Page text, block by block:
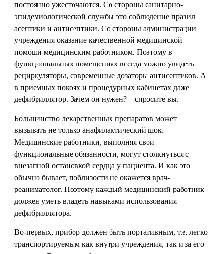
постоянно ужесточаются. Со стороны санитарно-
эпидемиологической службы это соблюдение правил
асептики и антисептики. Со стороны администрации
учреждения оказание качественной медицинской
помощи медицинским работником. Поэтому в
функциональных помещениях всегда можно увидеть
рециркуляторы, современные дозаторы антисептиков. А
в приемных покоях и процедурных кабинетах даже
дефибриллятор. Зачем он нужен? – спросите вы.
Большинство лекарственных препаратов может
вызывать не только анафилактический шок.
Медицинские работники, выполняя свои
функциональные обязанности, могут столкнуться с
внезапной остановкой сердца у пациента. И как это
обычно бывает, поблизости не окажется врач-
реаниматолог. Поэтому каждый медицинский работник
должен уметь владеть навыками использования
дефибриллятора.
Во-первых, прибор должен быть портативным, т.е. легко
транспортируемым как внутри учреждения, так и за его